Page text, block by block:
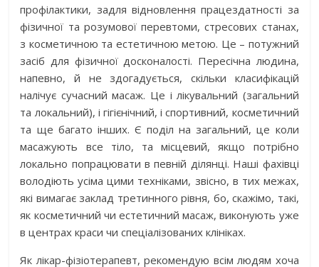
профілактики, задля відновлення працездатності за
фізичної та розумової перевтоми, стресових станах,
з косметичною та естетичною метою. Це – потужний
засіб для фізичної досконалості. Пересічна людина,
напевно, й не здогадується, скільки класифікацій
налічує сучасний масаж. Це і лікувальний (загальний
та локальний), і гігієнічний, і спортивний, косметичний
та ще багато інших. Є поділ на загальний, це коли
масажують все тіло, та місцевий, якщо потрібно
локально попрацювати в певній ділянці. Наші фахівці
володіють усіма цими техніками, звісно, в тих межах,
які вимагає заклад третинного рівня, бо, скажімо, такі,
як косметичний чи естетичний масаж, виконують уже
в центрах краси чи спеціалізованих клініках.
Як лікар-фізіотерапевт, рекомендую всім людям хоча